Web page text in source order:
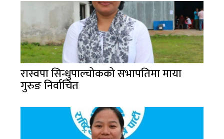
रास्वपा सिन्धुपाल्चोकको सभापतिमा माया
गुरुङ निर्वाचित